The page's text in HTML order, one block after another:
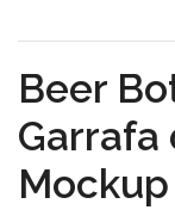
Beer
Garrafa
Mockup